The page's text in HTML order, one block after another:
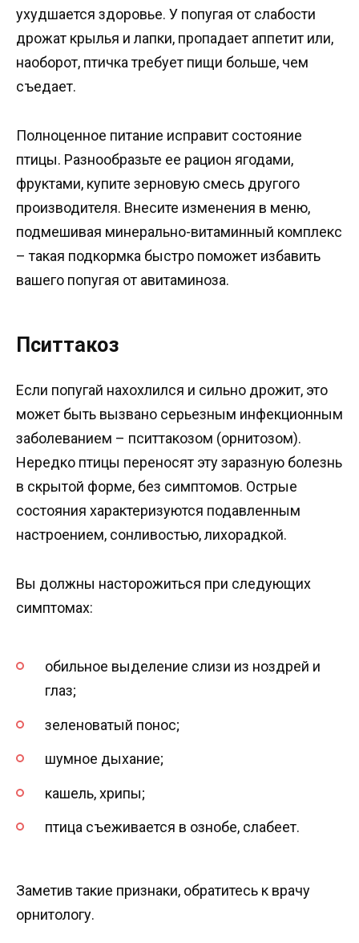
ухудшается здоровье. У попугая от слабости
дрожат крылья и лапки, пропадает аппетит или,
наоборот, птичка требует пищи больше, чем
съедает.
Полноценное питание исправит состояние
птицы. Разнообразьте ее рацион ягодами,
фруктами, купите зерновую смесь другого
производителя. Внесите изменения в меню,
подмешивая минерально-витаминный комплекс
– такая подкормка быстро поможет избавить
вашего попугая от авитаминоза.
Пситтакоз
Если попугай нахохлился и сильно дрожит, это
может быть вызвано серьезным инфекционным
заболеванием – пситтакозом (орнитозом).
Нередко птицы переносят эту заразную болезнь
в скрытой форме, без симптомов. Острые
состояния характеризуются подавленным
настроением, сонливостью, лихорадкой.
Вы должны насторожиться при следующих
симптомах:
обильное выделение слизи из ноздрей и
глаз;
зеленоватый понос;
шумное дыхание;
кашель, хрипы;
птица съеживается в ознобе, слабеет.
Заметив такие признаки, обратитесь к врачу
орнитологу.